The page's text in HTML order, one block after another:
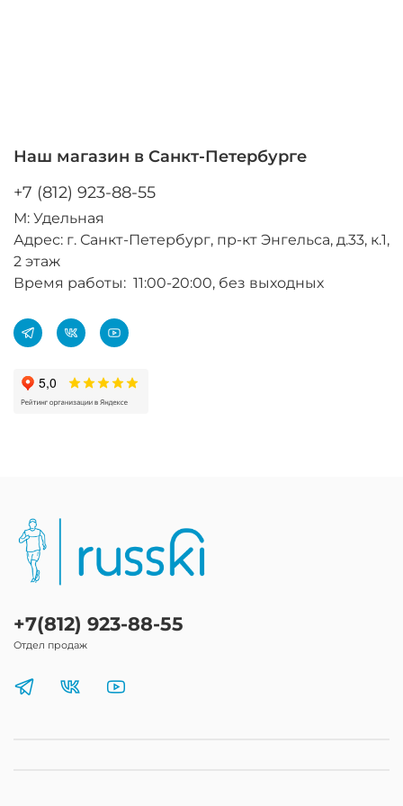
Наш магазин в Санкт-Петербурге
+7 (812) 923-88-55
М: Удельная
Адрес: г. Санкт-Петербург, пр-кт Энгельса, д.33, к.1,
2 этаж
Время работы: 11:00-20:00, без выходных
+7(812) 923-88-55
Отдел продаж